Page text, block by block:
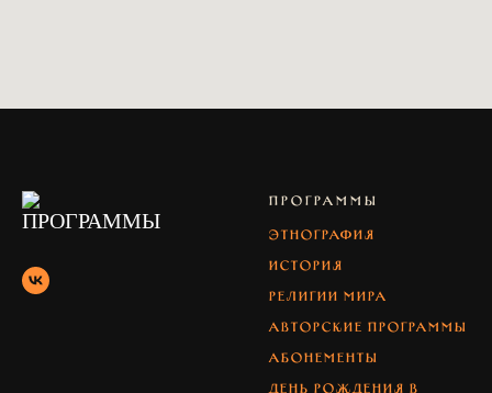
ПРОГРАММЫ
Этнография
История
Религии мира
Авторские программы
абонементы
день рождения в